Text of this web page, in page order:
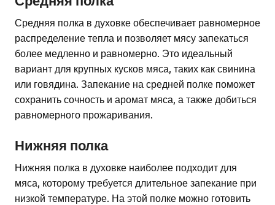
Средняя полка в духовке обеспечивает равномерное
распределение тепла и позволяет мясу запекаться
более медленно и равномерно. Это идеальный
вариант для крупных кусков мяса, таких как свинина
или говядина. Запекание на средней полке поможет
сохранить сочность и аромат мяса, а также добиться
равномерного прожаривания.
Нижняя полка
Нижняя полка в духовке наиболее подходит для
мяса, которому требуется длительное запекание при
низкой температуре. На этой полке можно готовить